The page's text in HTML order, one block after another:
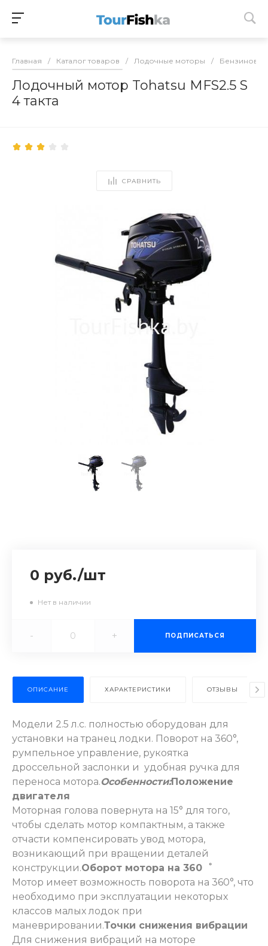
Главная / Каталог товаров / Лодочные моторы /
Лодочный мотор Tohatsu MFS2.5 S
4 такта
СРАВНИТЬ
0 руб./шт
Нет в наличии
- + ПОДПИСАТЬСЯ
ОПИСАНИЕ ХАРАКТЕРИСТИКИ ОТЗЫВЫ
Модели 2.5 л.с. полностью оборудован для
установки на транец лодки. Поворот на 360°,
румпельное управление, рукоятка
дроссельной заслонки и удобная ручка для
переноса мотора.Особенности:Положение
двигателя
Моторная голова повернута на 15° для того,
чтобы сделать мотор компактным, а также
отчасти компенсировать увод мотора,
возникающий при вращении деталей
конструкции.Оборот мотора на 360゜
Мотор имеет возможность поворота на 360°, что
необходимо при эксплуатации некоторых
классов малых лодок при
маневрировании.Точки снижения вибрации
Для снижения вибраций на моторе